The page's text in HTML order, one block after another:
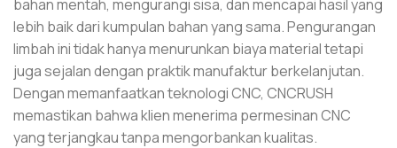
bahan mentah, mengurangi sisa, dan mencapai hasil yang
lebih baik dari kumpulan bahan yang sama. Pengurangan
limbah ini tidak hanya menurunkan biaya material tetapi
juga sejalan dengan praktik manufaktur berkelanjutan.
Dengan memanfaatkan teknologi CNC, CNCRUSH
memastikan bahwa klien menerima permesinan CNC
yang terjangkau tanpa mengorbankan kualitas.